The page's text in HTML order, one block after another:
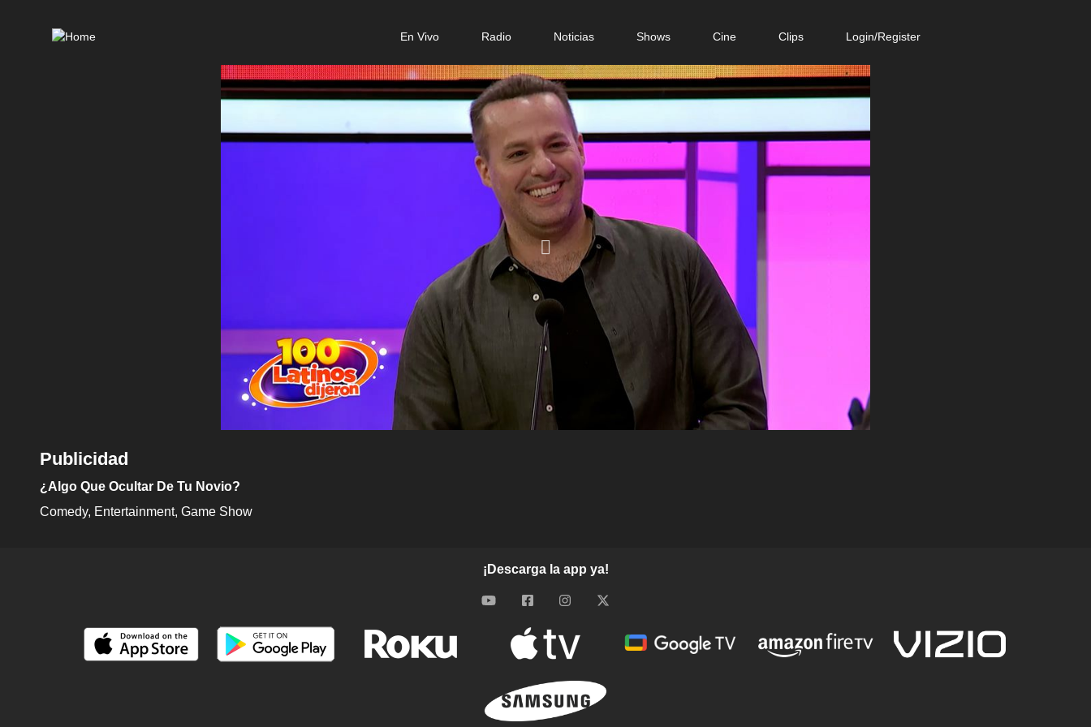
En Vivo Radio Noticias Shows Cine Clips Login/Register
Publicidad
¿Algo Que Ocultar De Tu Novio?
Comedy
Entertainment Game Show
¡Descarga la app ya!